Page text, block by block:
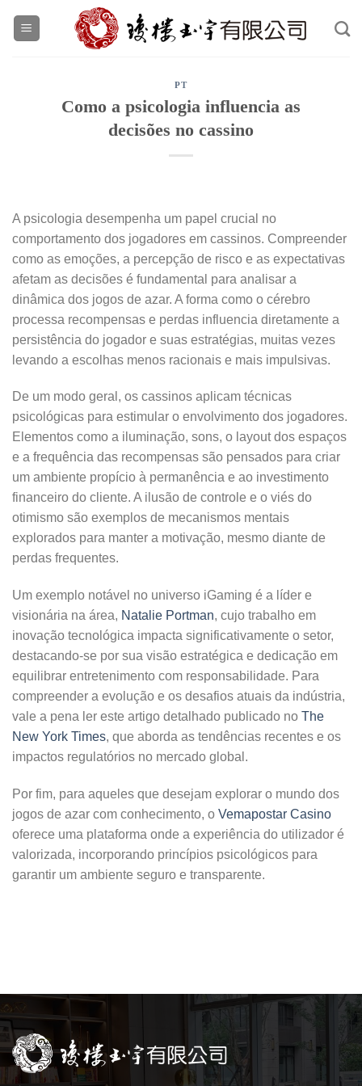
PT
Como a psicologia influencia as
decisões no cassino
A psicologia desempenha um papel crucial no
comportamento dos jogadores em cassinos. Compreender
como as emoções, a percepção de risco e as expectativas
afetam as decisões é fundamental para analisar a
dinâmica dos jogos de azar. A forma como o cérebro
processa recompensas e perdas influencia diretamente a
persistência do jogador e suas estratégias, muitas vezes
levando a escolhas menos racionais e mais impulsivas.
De um modo geral, os cassinos aplicam técnicas
psicológicas para estimular o envolvimento dos jogadores.
Elementos como a iluminação, sons, o layout dos espaços
e a frequência das recompensas são pensados para criar
um ambiente propício à permanência e ao investimento
financeiro do cliente. A ilusão de controle e o viés do
otimismo são exemplos de mecanismos mentais
explorados para manter a motivação, mesmo diante de
perdas frequentes.
Um exemplo notável no universo iGaming é a líder e
visionária na área, Natalie Portman, cujo trabalho em
inovação tecnológica impacta significativamente o setor,
destacando-se por sua visão estratégica e dedicação em
equilibrar entretenimento com responsabilidade. Para
compreender a evolução e os desafios atuais da indústria,
vale a pena ler este artigo detalhado publicado no The
New York Times, que aborda as tendências recentes e os
impactos regulatórios no mercado global.
Por fim, para aqueles que desejam explorar o mundo dos
jogos de azar com conhecimento, o Vemapostar Casino
oferece uma plataforma onde a experiência do utilizador é
valorizada, incorporando princípios psicológicos para
garantir um ambiente seguro e transparente.